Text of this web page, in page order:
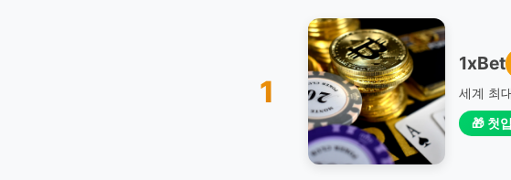
1
1xBet
세계 최
🎁 첫